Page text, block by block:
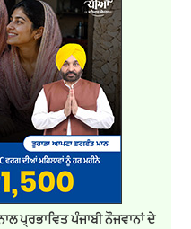
ਪ੍ਰਭਾਵਿਤ ਪੰਜਾਬੀ ਨੌਜਵਾਨਾਂ ਦੇ